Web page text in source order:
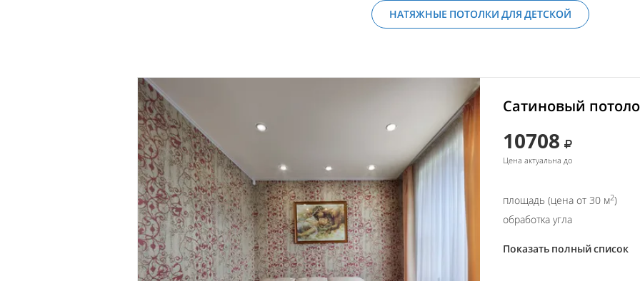
НАТЯЖНЫЕ ПОТОЛКИ ДЛЯ ДЕТСКОЙ
Сатиновый
10708
Цена актуальна до
площадь (цена от 30 м2)
обработка угла
Показать полный список